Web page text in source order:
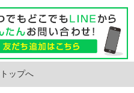
ップへ